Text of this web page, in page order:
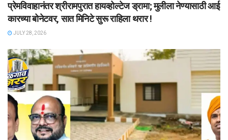
प्रेमविवाहानंतर श्रीरामपुरात हायव्होल्टेज ड्रामा; मुलीला नेण्यासाठी आई
कारच्या बोनेटवर, सात मिनिटे सुरू राहिला थरार !
JULY 28, 2026